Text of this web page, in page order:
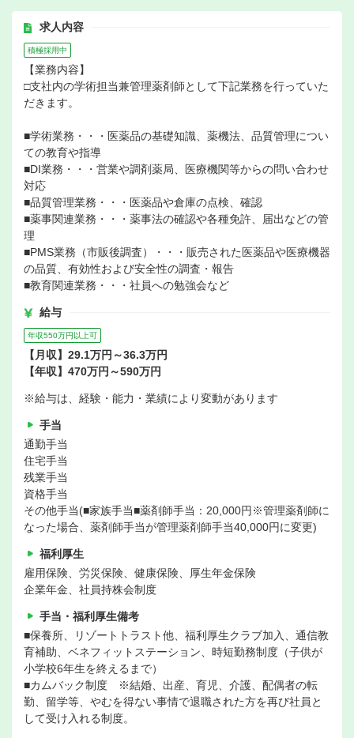
求人内容
積極採用中
【業務内容】
□支社内の学術担当兼管理薬剤師として下記業務を行っていた
だきます。
■学術業務・・・医薬品の基礎知識、薬機法、品質管理につい
ての教育や指導
■DI業務・・・営業や調剤薬局、医療機関等からの問い合わせ
対応
■品質管理業務・・・医薬品や倉庫の点検、確認
■薬事関連業務・・・薬事法の確認や各種免許、届出などの管
理
■PMS業務（市販後調査）・・・販売された医薬品や医療機器
の品質、有効性および安全性の調査・報告
■教育関連業務・・・社員への勉強会など
給与
年収550万円以上可
【月収】29.1万円～36.3万円
【年収】470万円～590万円
※給与は、経験・能力・業績により変動があります
手当
通勤手当
住宅手当
残業手当
資格手当
その他手当(■家族手当■薬剤師手当：20,000円※管理薬剤師に
なった場合、薬剤師手当が管理薬剤師手当40,000円に変更)
福利厚生
雇用保険、労災保険、健康保険、厚生年金保険
企業年金、社員持株会制度
手当・福利厚生備考
■保養所、リゾートトラスト他、福利厚生クラブ加入、通信教
育補助、ベネフィットステーション、時短勤務制度（子供が
小学校6年生を終えるまで）
■カムバック制度 ※結婚、出産、育児、介護、配偶者の転
勤、留学等、やむを得ない事情で退職された方を再び社員と
して受け入れる制度。